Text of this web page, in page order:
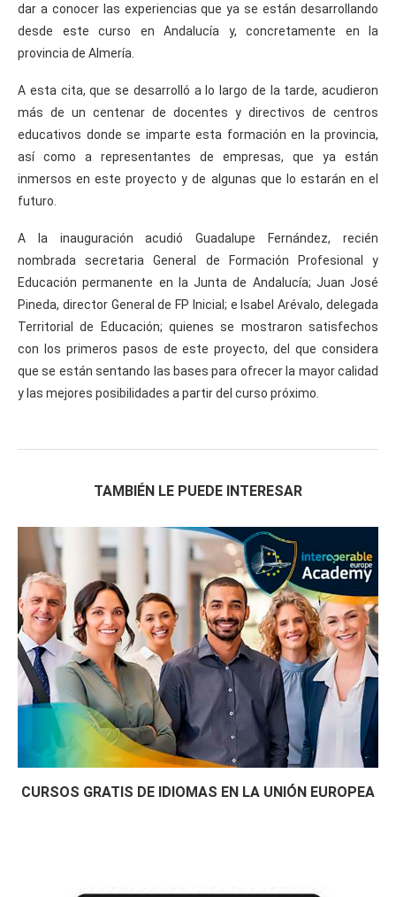
dar a conocer las experiencias que ya se están desarrollando
desde este curso en Andalucía y, concretamente en la
provincia de Almería.
A esta cita, que se desarrolló a lo largo de la tarde, acudieron
más de un centenar de docentes y directivos de centros
educativos donde se imparte esta formación en la provincia,
así como a representantes de empresas, que ya están
inmersos en este proyecto y de algunas que lo estarán en el
futuro.
A la inauguración acudió Guadalupe Fernández, recién
nombrada secretaria General de Formación Profesional y
Educación permanente en la Junta de Andalucía; Juan José
Pineda, director General de FP Inicial; e Isabel Arévalo, delegada
Territorial de Educación; quienes se mostraron satisfechos
con los primeros pasos de este proyecto, del que considera
que se están sentando las bases para ofrecer la mayor calidad
y las mejores posibilidades a partir del curso próximo.
TAMBIÉN LE PUEDE INTERESAR
CURSOS GRATIS DE IDIOMAS EN LA UNIÓN EUROPEA